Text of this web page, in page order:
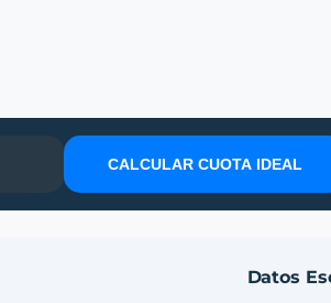
CALCULAR CUOTA IDEAL
Datos